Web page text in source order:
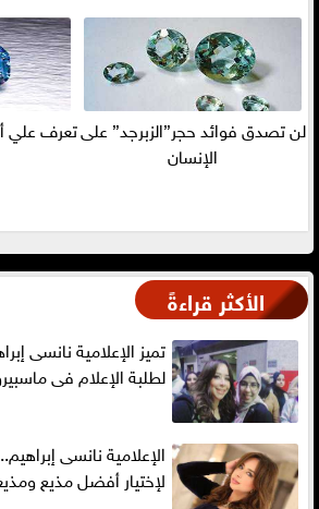
لن تصدق فوائد حجر”الزبرجد” على
الإنسان
تعرف علي
الأكثر قراءةً
تميز الإعلامية نانسى
لطلبة الإعلام فى
الإعلامية نانسى
لإختيار أفضل مذيع